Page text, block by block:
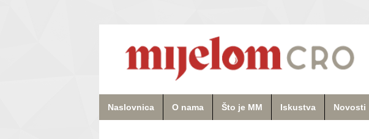
Naslovnica O nama Što je MM Iskustva Novosti